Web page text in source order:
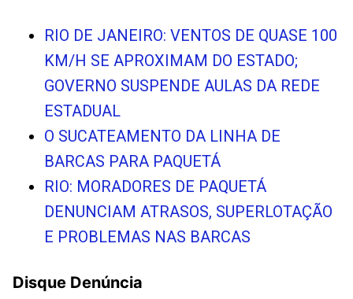
RIO DE JANEIRO: VENTOS DE QUASE 100
KM/H SE APROXIMAM DO ESTADO;
GOVERNO SUSPENDE AULAS DA REDE
ESTADUAL
O SUCATEAMENTO DA LINHA DE
BARCAS PARA PAQUETÁ
RIO: MORADORES DE PAQUETÁ
DENUNCIAM ATRASOS, SUPERLOTAÇÃO
E PROBLEMAS NAS BARCAS
Disque Denúncia